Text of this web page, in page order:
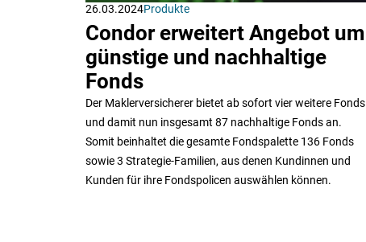
26.03.2024Produkte
Condor erweitert Angebot um
günstige und nachhaltige
Fonds
Der Maklerversicherer bietet ab sofort vier weitere Fonds
und damit nun insgesamt 87 nachhaltige Fonds an.
Somit beinhaltet die gesamte Fondspalette 136 Fonds
sowie 3 Strategie-Familien, aus denen Kundinnen und
Kunden für ihre Fondspolicen auswählen können.